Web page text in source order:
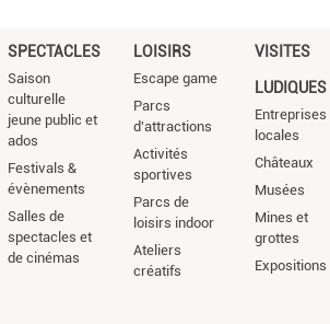
SPECTACLES
Saison
culturelle
jeune public et
ados
Festivals &
évènements
Salles de
spectacles et
de cinémas
LOISIRS
Escape game
Parcs
d'attractions
Activités
sportives
Parcs de
loisirs indoor
Ateliers
créatifs
VISITES
LUDIQUES
Entreprises
locales
Châteaux
Musées
Mines et
grottes
Expositions